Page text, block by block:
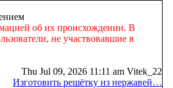
об их происхождении. В
не участвовавшие в
Thu Jul 09, 2026 11:11 am Vitek_22
Изготовить решётку из нержавей…